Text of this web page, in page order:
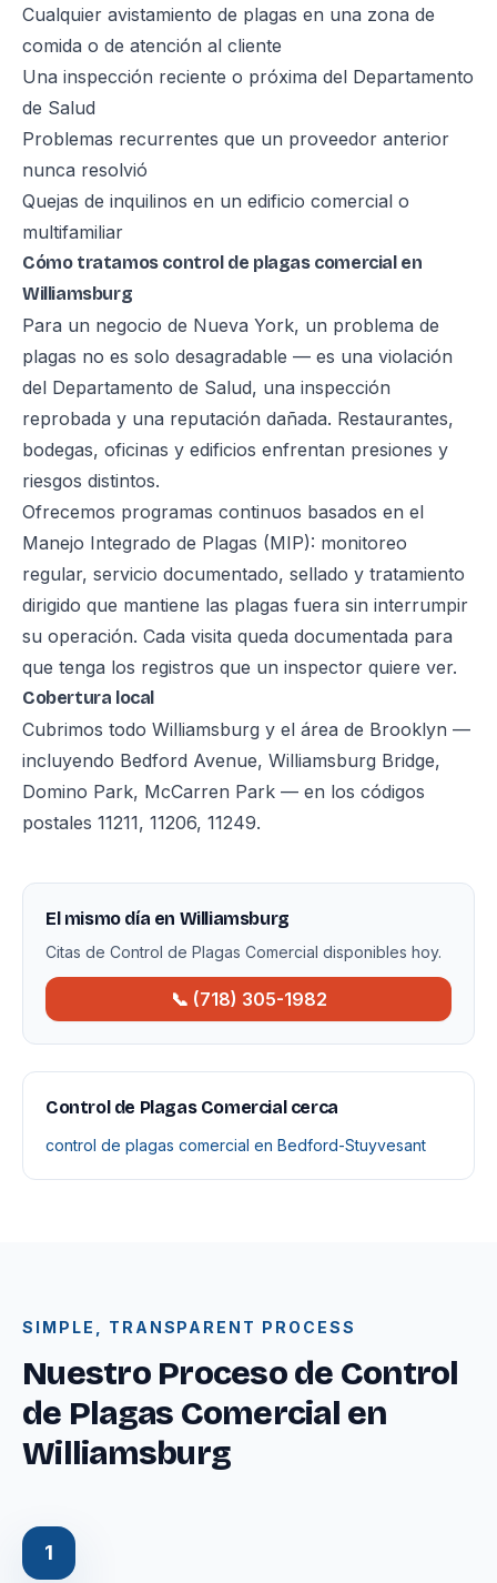
Cualquier avistamiento de plagas en una zona de
comida o de atención al cliente
Una inspección reciente o próxima del Departamento
de Salud
Problemas recurrentes que un proveedor anterior
nunca resolvió
Quejas de inquilinos en un edificio comercial o
multifamiliar
Cómo tratamos control de plagas comercial en
Williamsburg
Para un negocio de Nueva York, un problema de
plagas no es solo desagradable — es una violación
del Departamento de Salud, una inspección
reprobada y una reputación dañada. Restaurantes,
bodegas, oficinas y edificios enfrentan presiones y
riesgos distintos.
Ofrecemos programas continuos basados en el
Manejo Integrado de Plagas (MIP): monitoreo
regular, servicio documentado, sellado y tratamiento
dirigido que mantiene las plagas fuera sin interrumpir
su operación. Cada visita queda documentada para
que tenga los registros que un inspector quiere ver.
Cobertura local
Cubrimos todo Williamsburg y el área de Brooklyn —
incluyendo Bedford Avenue, Williamsburg Bridge,
Domino Park, McCarren Park — en los códigos
postales 11211, 11206, 11249.
El mismo día en Williamsburg
Citas de Control de Plagas Comercial disponibles hoy.
📞 (718) 305-1982
Control de Plagas Comercial cerca
control de plagas comercial en Bedford-Stuyvesant
SIMPLE, TRANSPARENT PROCESS
Nuestro Proceso de Control
de Plagas Comercial en
Williamsburg
1